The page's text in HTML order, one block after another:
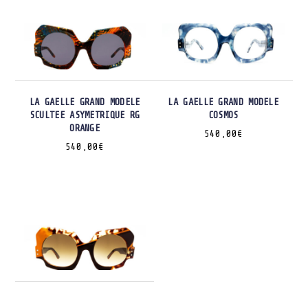
LA GAELLE GRAND MODELE
SCULTEE ASYMETRIQUE RG
ORANGE
540,00 €
LA GAELLE GRAND MODELE
COSMOS
540,00 €